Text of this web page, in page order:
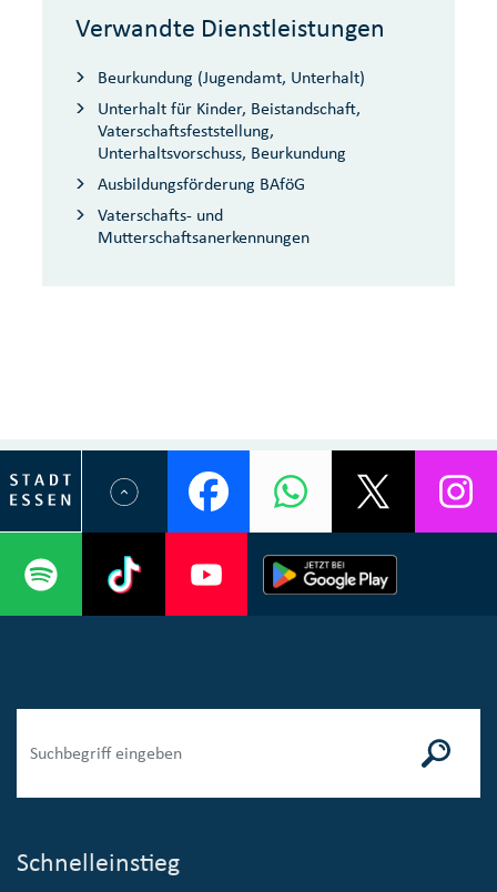
Verwandte Dienstleistungen
Beurkundung (Jugendamt, Unterhalt)
Unterhalt für Kinder, Beistandschaft,
Vaterschaftsfeststellung,
Unterhaltsvorschuss, Beurkundung
Ausbildungsförderung BAföG
Vaterschafts- und
Mutterschaftsanerkennungen
Schnelleinstieg